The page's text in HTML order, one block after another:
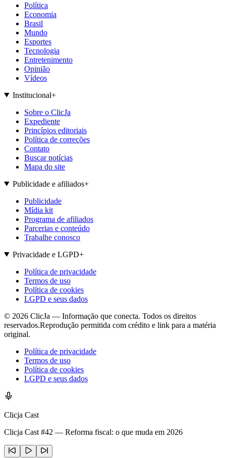
Política
Economia
Brasil
Mundo
Esportes
Tecnologia
Entretenimento
Opinião
Vídeos
Institucional+
Sobre o ClicJa
Expediente
Princípios editoriais
Política de correções
Contato
Buscar notícias
Mapa do site
Publicidade e afiliados+
Publicidade
Mídia kit
Programa de afiliados
Parcerias e conteúdo
Trabalhe conosco
Privacidade e LGPD+
Política de privacidade
Termos de uso
Política de cookies
LGPD e seus dados
© 2026 ClicJa — Informação que conecta. Todos os direitos
reservados.Reprodução permitida com crédito e link para a matéria
original.
Política de privacidade
Termos de uso
Política de cookies
LGPD e seus dados
Clicja Cast
Clicja Cast #42 — Reforma fiscal: o que muda em 2026